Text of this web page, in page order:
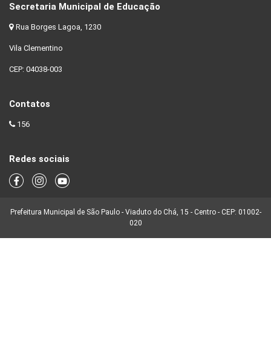
Secretaria Municipal de Educação
Rua Borges Lagoa, 1230
Vila Clementino
CEP: 04038-003
Contatos
156
Redes sociais
Prefeitura Municipal de São Paulo - Viaduto do Chá, 15 - Centro - CEP: 01002-
020